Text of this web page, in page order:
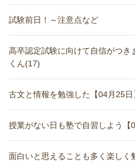
試験前日！～注意点など
高卒認定試験に向けて自信がつき
くん(17)
古文と情報を勉強した【04月25日
授業がない日も塾で自習しよう【
面白いと思えることも多く楽しく